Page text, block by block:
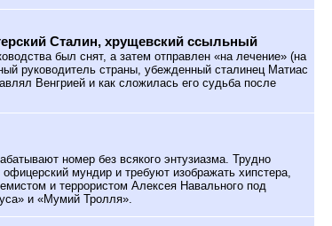
Сталин, хрущевский ссыльный
был снят, а затем отправлен «на лечение» (на
руководитель страны, убежденный сталинец Матиас
Венгрией и как сложилась его судьба после
номер без всякого энтузиазма. Трудно
мундир и требуют изображать хипстера,
и террористом Алексея Навального под
и «Мумий Тролля».